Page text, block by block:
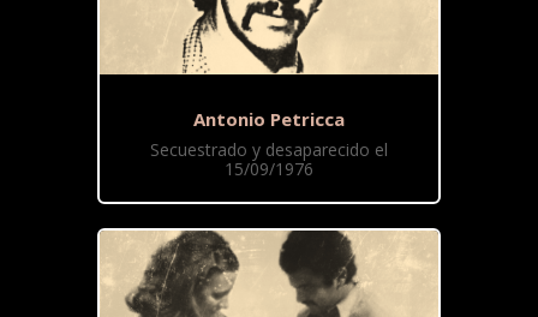
Antonio Petricca
Secuestrado y desaparecido el
15/09/1976